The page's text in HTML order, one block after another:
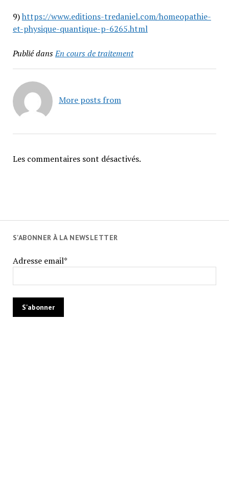
9)https://www.editions-tredaniel.com/homeopathie-
et-physique-quantique-p-6265.html
Publié dansEn cours de traitement
More posts from
Les commentaires sont désactivés.
S'ABONNER À LA NEWSLETTER
Adresse email*